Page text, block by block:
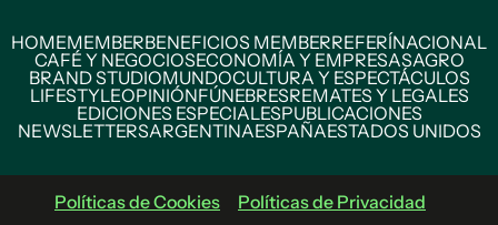
HOMEMEMBERBENEFICIOS MEMBERREFERÍNACIONAL
CAFÉ Y NEGOCIOSECONOMÍA Y EMPRESASAGRO
BRAND STUDIOMUNDOCULTURA Y ESPECTÁCULOS
LIFESTYLEOPINIÓNFÚNEBRESREMATES Y LEGALES
EDICIONES ESPECIALESPUBLICACIONES
NEWSLETTERSARGENTINAESPAÑAESTADOS UNIDOS
Políticas de Cookies Políticas de Privacidad